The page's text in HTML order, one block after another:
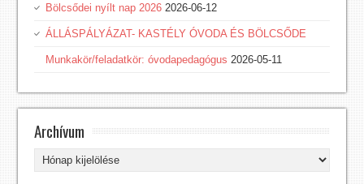
Bölcsődei nyílt nap 2026 2026-06-12
ÁLLÁSPÁLYÁZAT- KASTÉLY ÓVODA ÉS BÖLCSŐDE
Munkakör/feladatkör: óvodapedagógus 2026-05-11
Archívum
Archívum